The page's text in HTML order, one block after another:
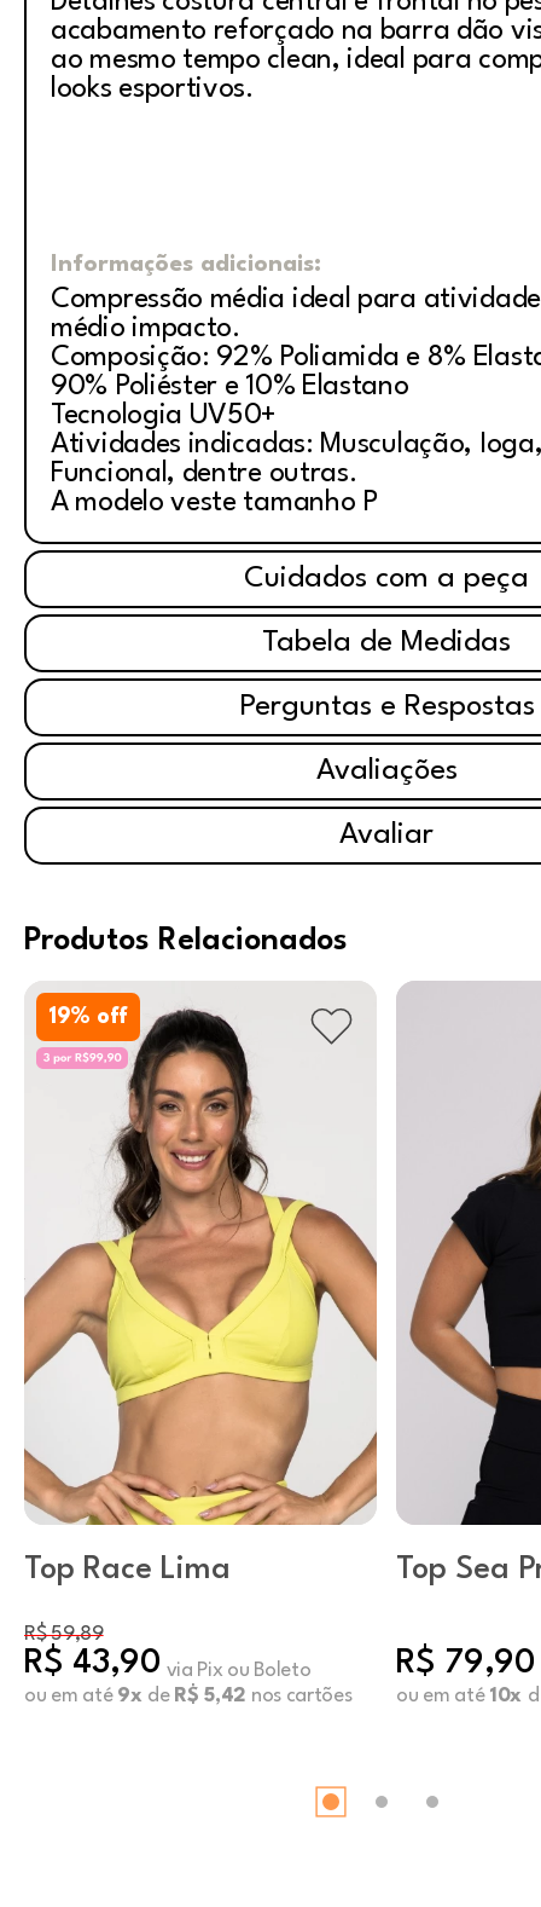
acabamento reforçado na barra dão
ao mesmo tempo clean, ideal para
looks
Informações adicionais:
Compressão média ideal para
médio impacto.
Composição: 92% Poliamida e 8%
90% Poliéster e 10% Elastano
Tecnologia UV50+
Atividades indicadas: Musculação,
Funcional, dentre outras.
A modelo veste tamanho P
Cuidados com a peça
Tabela de Medidas
Perguntas e Respostas
Avaliações
Avaliar
Produtos Relacionados
19% off
Top Race Lima
R$ 59,89
R$ 43,90 via Pix ou Boleto
ou em até 9x de R$ 5,42 nos cartões
Top Sea
R$ 79,90
ou em até 10x